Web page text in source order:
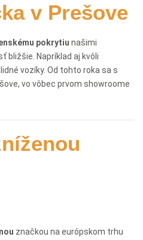
v Prešove
pokrytiu našimi
bližšie. Napríklad aj kvôli
vozíky. Od tohto roka sa s
vo vôbec prvom showroome
značkou na európskom trhu